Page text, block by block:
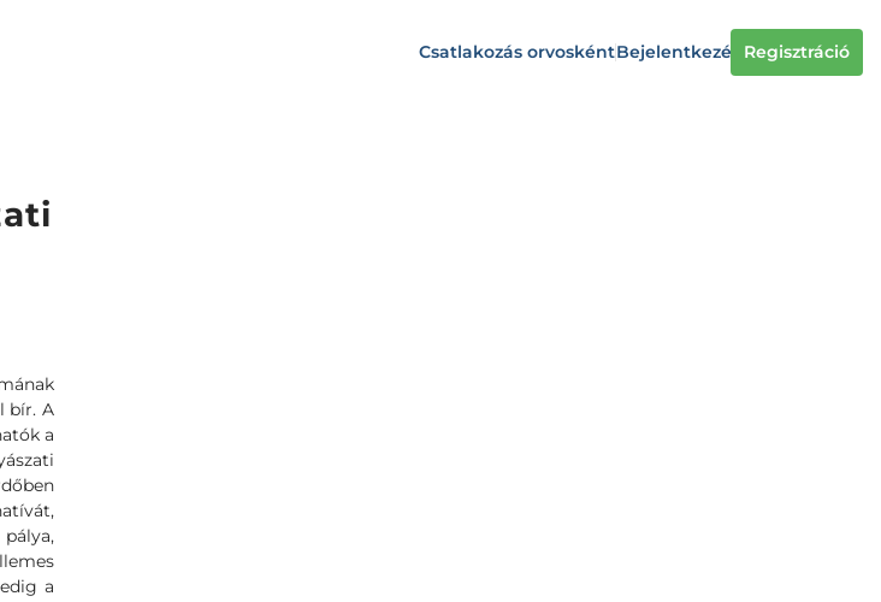
Csatlakozás orvoskéntBejelentkezés Regisztráció
bír. A
a
a